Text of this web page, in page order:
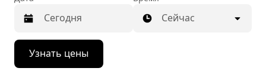
Нажмите
стрелку
вниз,
Сейчас
Узнать цены